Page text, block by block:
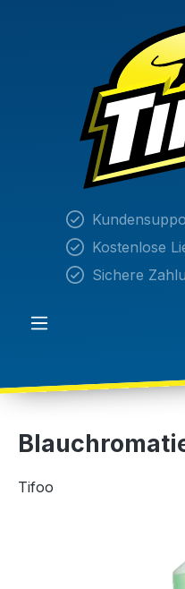
Kostenlose
Sichere
Tifoo
Bildergalerie